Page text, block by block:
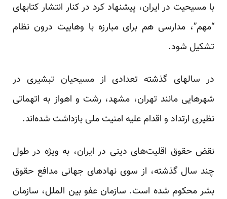
با مسیحیت در ایران، پیشنهاد کرد در کنار انتشار کتابهای
“مهم”، مدارسی هم برای مبارزه با وهابیت درون نظام
تشکیل شود.
در سالهای گذشته تعدادی از مسیحیان تبشیری در
شهرهایی مانند تهران، مشهد، رشت و اهواز به اتهماتی
نظیری ارتداد و اقدام علیه امنیت ملی بازداشت شده‌اند.
نقض حقوق اقلیت‌های دینی در ایران، به ویژه در طول
چند سال گذشته، از سوی نهاد‌های جهانی مدافع حقوق
بشر محکوم شده است. سازمان عفو بین الملل، سازمان